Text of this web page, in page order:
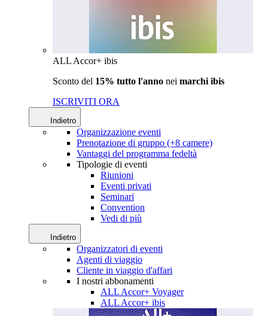
ALL Accor+ ibis
Sconto del 15% tutto l'anno nei marchi ibis
ISCRIVITI ORA
Indietro
Organizzazione eventi
Prenotazione di gruppo (+8 camere)
Vantaggi del programma fedeltà
Tipologie di eventi
Riunioni
Eventi privati
Seminari
Convention
Vedi di più
Indietro
Organizzatori di eventi
Agenti di viaggio
Cliente in viaggio d'affari
I nostri abbonamenti
ALL Accor+ Voyager
ALL Accor+ ibis